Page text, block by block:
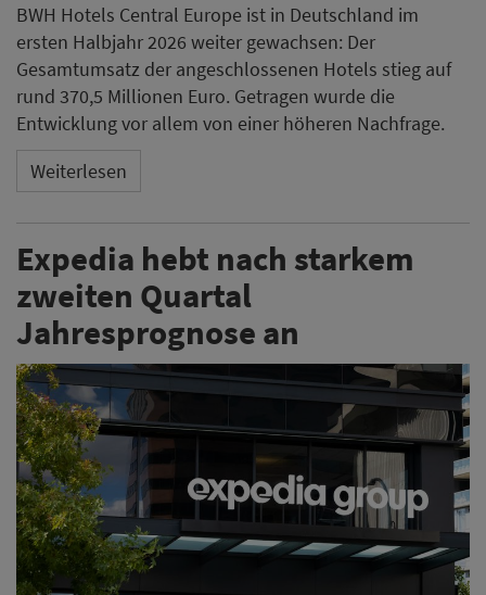
BWH Hotels Central Europe ist in Deutschland im
ersten Halbjahr 2026 weiter gewachsen: Der
Gesamtumsatz der angeschlossenen Hotels stieg auf
rund 370,5 Millionen Euro. Getragen wurde die
Entwicklung vor allem von einer höheren Nachfrage.
Weiterlesen
Expedia hebt nach starkem
zweiten Quartal
Jahresprognose an